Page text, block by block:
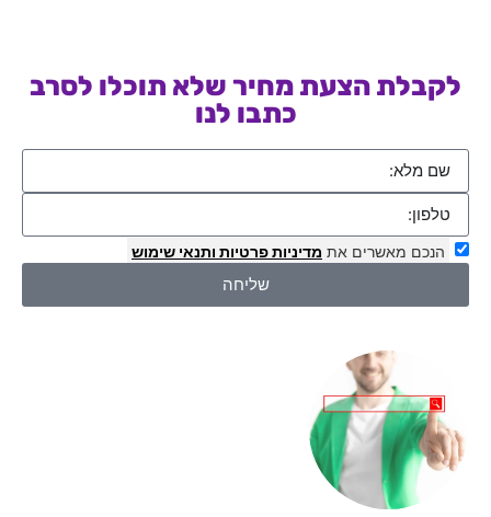
לקבלת הצעת מחיר שלא תוכלו לסרב
כתבו לנו
הנכם מאשרים את מדיניות פרטיות ותנאי שימוש
שליחה